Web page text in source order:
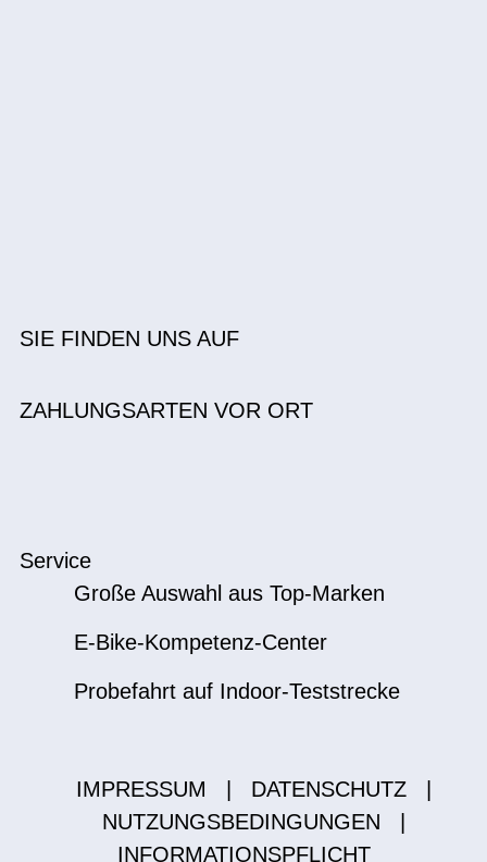
SIE FINDEN UNS AUF
ZAHLUNGSARTEN VOR ORT
Service
Große Auswahl aus Top-Marken
E-Bike-Kompetenz-Center
Probefahrt auf Indoor-Teststrecke
IMPRESSUM DATENSCHUTZ
NUTZUNGSBEDINGUNGEN
INFORMATIONSPFLICHT